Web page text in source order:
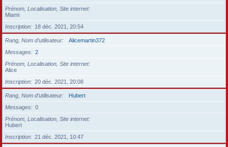
Prénom, Localisation, Site internet
Miami
Inscription
18 déc. 2021, 20:54
Rang, Nom d’utilisateur
Alicemartin372
Messages
2
Prénom, Localisation, Site internet
Alice
Inscription
20 déc. 2021, 20:08
Rang, Nom d’utilisateur
Hubert
Messages
0
Prénom, Localisation, Site internet
Hubert
Inscription
21 déc. 2021, 10:47